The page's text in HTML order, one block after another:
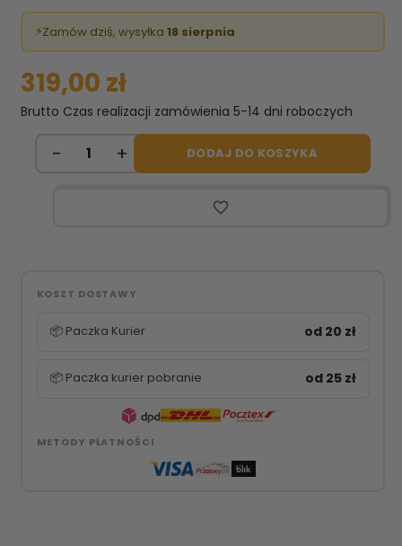
⚡Zamów dziś, wysyłka 18 sierpnia
319,00 zł
Brutto Czas realizacji zamówienia 5-14 dni roboczych
DODAJ DO KOSZYKA
favorite_border
KOSZT DOSTAWY
📦 Paczka Kurier od 20 zł
📦 Paczka kurier pobranie od 25 zł
METODY PŁATNOŚCI